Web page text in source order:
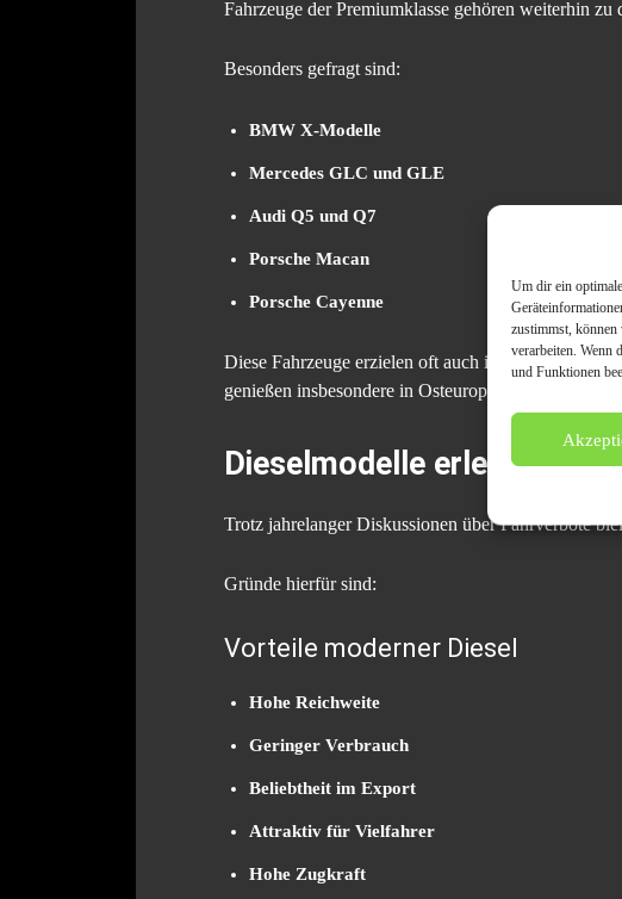
Um dir ein
zustimmst,
verarbeiten. Wenn
und Funktionen
Fahrzeuge der Premiumklasse gehören weiterhin
Besonders gefragt sind:
BMW X-Modelle
Mercedes GLC und GLE
Audi Q5 und Q7
Porsche Macan
Porsche Cayenne
Diese Fahrzeuge erzielen oft auch im Exportmarkt
genießen insbesondere in Osteuropa, Nordafrika
Dieselmodelle erleben eine
Trotz jahrelanger Diskussionen über Fahrverbote
Gründe hierfür sind:
Vorteile moderner Diesel
Hohe Reichweite
Geringer Verbrauch
Beliebtheit im Export
Attraktiv für Vielfahrer
Hohe Zugkraft